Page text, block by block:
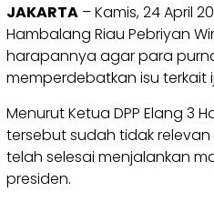
JAKARTA – Kamis, 24 April
Hambalang Riau Pebriyan
harapannya agar para
memperdebatkan isu terkait
Menurut Ketua DPP Elang 3
tersebut sudah tidak
telah selesai menjalankan
presiden.